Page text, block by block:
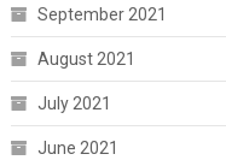
September 2021
August 2021
July 2021
June 2021